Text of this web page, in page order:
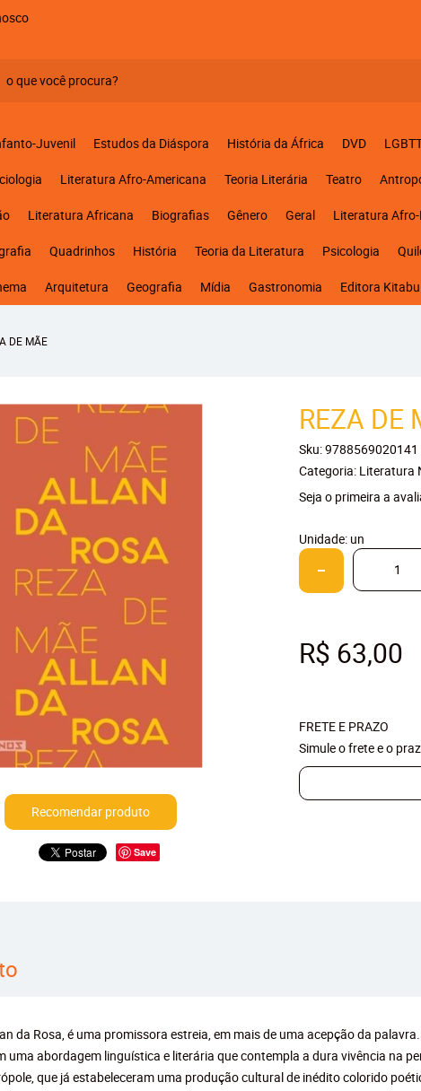
Juvenil Estudos da Diáspora História da África DVD
Literatura Afro-Americana Teoria Literária Teatro
Literatura Africana Biografias Gênero Geral Literatura
Quadrinhos História Teoria da Literatura Psicologia
Arquitetura Geografia Mídia Gastronomia Editora Kitabu
DE MÃE
Recomendar produto
Save
REZA DE
Sku:9788569020141
Categoria: Literatura
Seja o primeira a
Unidade: un
R$ 63,00
FRETE E PRAZO
Simule o frete e o
da Rosa, é uma promissora estreia, em mais de uma acepção da
abordagem linguística e literária que contempla a dura vivência na
que já estabeleceram uma produção cultural de inédito colorido